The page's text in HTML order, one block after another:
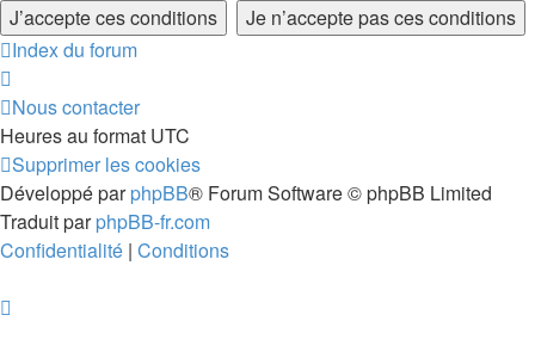
Index du forum
Nous contacter
Heures au format UTC
Supprimer les cookies
Développé parphpBB® Forum Software © phpBB Limited
Traduit parphpBB-fr.com
Confidentialité | Conditions